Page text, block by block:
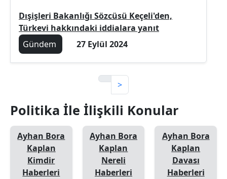
Dışişleri Bakanlığı Sözcüsü Keçeli'den,
Türkevi hakkındaki iddialara yanıt
Gündem
27 Eylül 2024
>
Politika İle İlişkili Konular
Ayhan Bora
Kaplan
Kimdir
Haberleri
Ayhan Bora
Kaplan
Nereli
Haberleri
Ayhan Bora
Kaplan
Davası
Haberleri